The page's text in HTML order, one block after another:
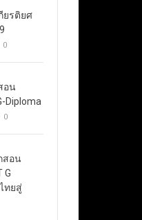
ยรติยศ
0
อน
Diploma
0
สอน
G
ทยสู่